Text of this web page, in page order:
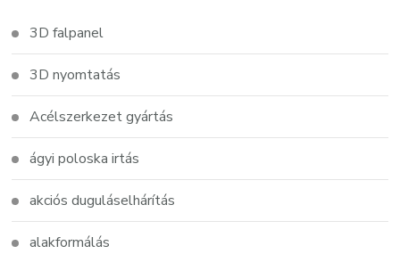
3D falpanel
3D nyomtatás
Acélszerkezet gyártás
ágyi poloska irtás
akciós duguláselhárítás
alakformálás